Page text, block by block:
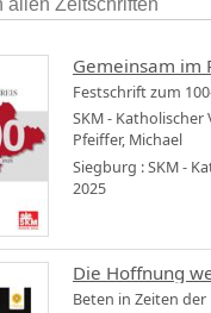
Gemeinsam im
Festschrift zum
SKM - Katholischer
Pfeiffer, Michael
Siegburg : SKM -
2025
Die Hoffnung
Beten in Zeiten